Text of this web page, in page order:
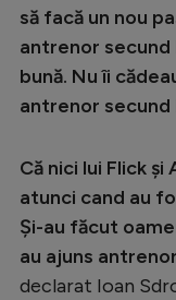
să facă un nou
antrenor
bună. Nu îi
antrenor secund
Că nici lui Flick
atunci cand au
Și-au făcut
au ajuns
declarat Ioan